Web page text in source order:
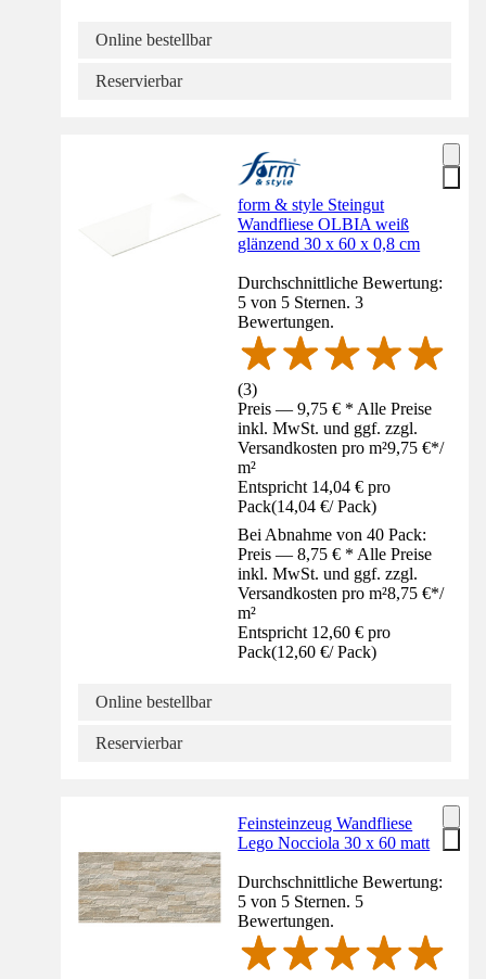
Online bestellbar
Reservierbar
form & style Steingut
Wandfliese OLBIA weiß
glänzend 30 x 60 x 0,8 cm
Durchschnittliche Bewertung:
5 von 5 Sternen. 3
Bewertungen.
(3)
Preis — 9,75 € * Alle Preise
inkl. MwSt. und ggf. zzgl.
Versandkosten pro m²9,75 €*/
m²
Entspricht 14,04 € pro
Pack(14,04 €/ Pack)
Bei Abnahme von 40 Pack:
Preis — 8,75 € * Alle Preise
inkl. MwSt. und ggf. zzgl.
Versandkosten pro m²8,75 €*/
m²
Entspricht 12,60 € pro
Pack(12,60 €/ Pack)
Online bestellbar
Reservierbar
Feinsteinzeug Wandfliese
Lego Nocciola 30 x 60 matt
Durchschnittliche Bewertung:
5 von 5 Sternen. 5
Bewertungen.